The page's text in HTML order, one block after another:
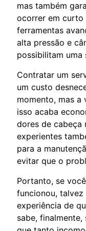
mas também
ocorrer em curto
ferramentas
alta pressão e
possibilitam uma
Contratar um
um custo
momento, mas a
isso acaba
dores de cabeça
experientes
para a
evitar que o
Portanto, se
funcionou, talvez
experiência de
sabe,